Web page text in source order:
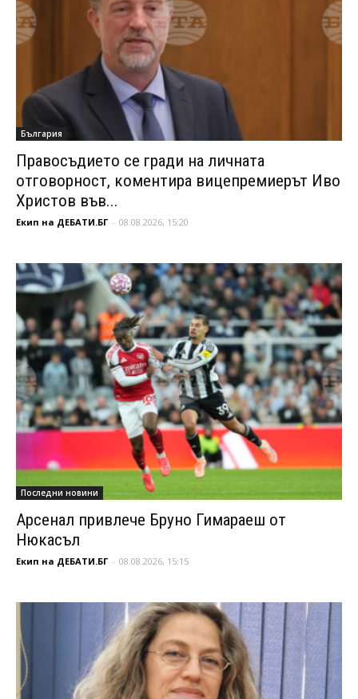
България
Правосъдието се гради на личната
отговорност, коментира вицепремиерът Иво
Христов във...
Екип на ДЕБАТИ.БГ - 08.08.2026, 15:20
Последни новини
Арсенал привлече Бруно Гимараеш от
Нюкасъл
Екип на ДЕБАТИ.БГ - 08.08.2026, 15:15